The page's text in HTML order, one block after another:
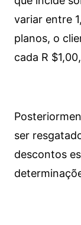
variar entre
planos, o
cada R
ser
descontos